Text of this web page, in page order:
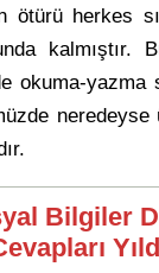
ötürü herkes
kalmıştır.
okuma-yazma
neredeyse
Bilgiler